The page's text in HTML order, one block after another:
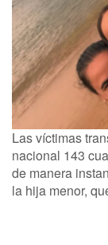
Las víctimas
nacional 143
de manera
la hija menor,